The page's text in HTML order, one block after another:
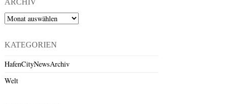
Archiv
KATEGORIEN
HafenCityNewsArchiv
Welt